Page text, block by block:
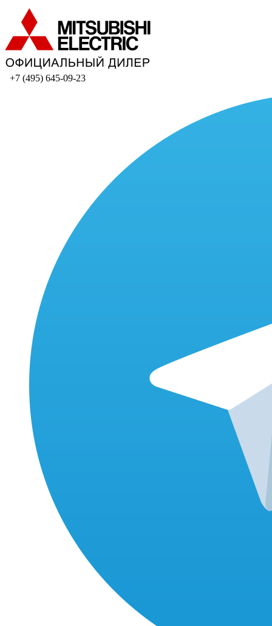
+7 (495) 645-09-23